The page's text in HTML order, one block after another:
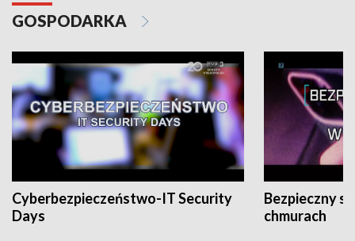
GOSPODARKA
Cyberbezpieczeństwo-IT Security
Days
Bezpieczny
chmurach